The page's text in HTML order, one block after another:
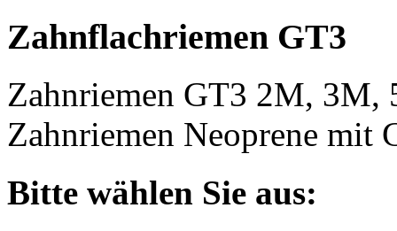
Zahnflachriemen GT3
Zahnriemen GT3 2M, 3M,
Zahnriemen Neoprene mit
Bitte wählen Sie aus: